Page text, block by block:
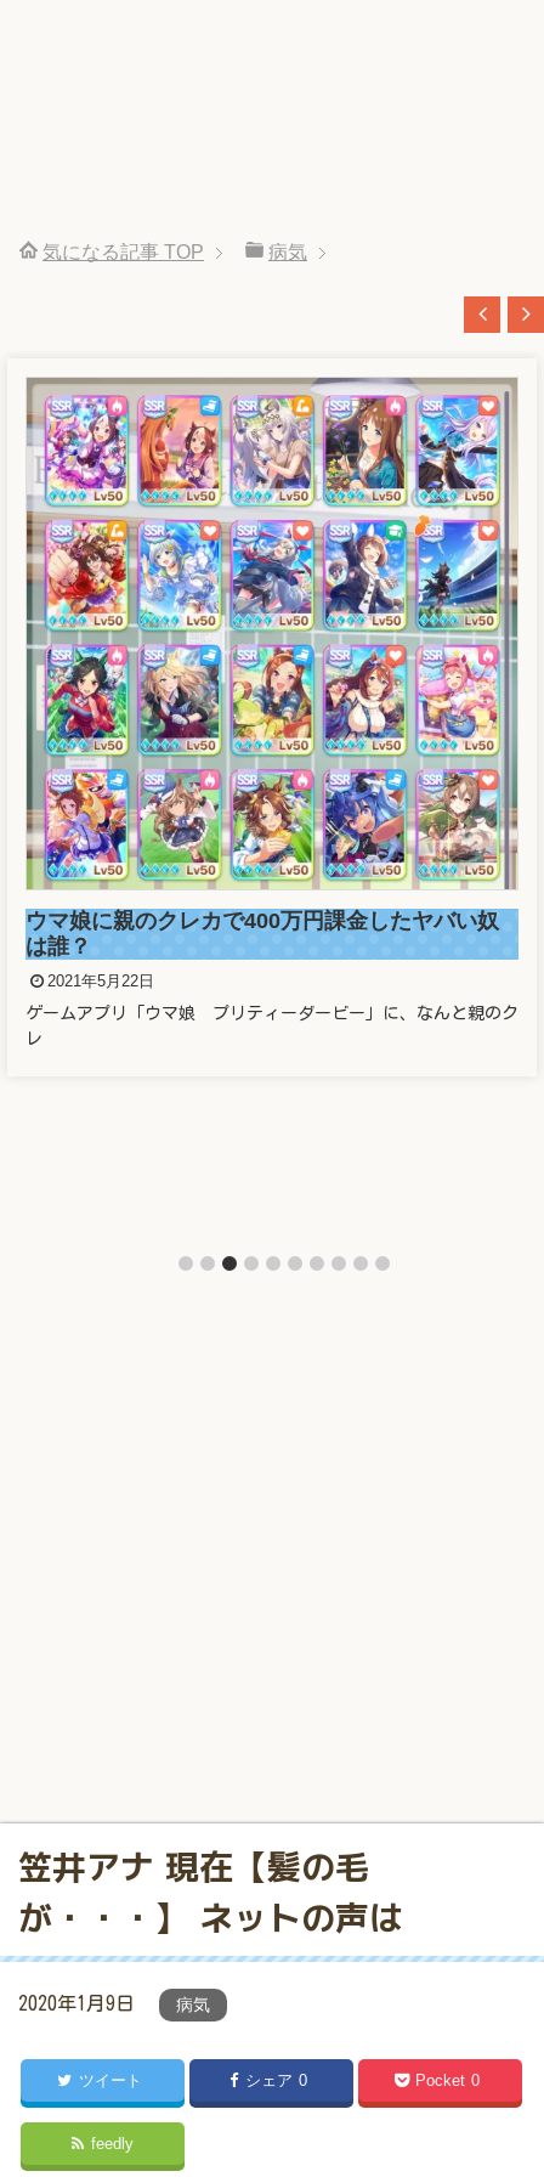
気になる記事 TOP 病気
溜席の妖精（タニマチのお嬢さん）マスクなし画
像と正体がヤバかった！！
2021年5月21日
溜席で大相撲を観戦している女性が話題となっています。 こと
笠井アナ 現在【髪の毛
が・・・】 ネットの声は
2020年1月9日 病気
ツイート シェア 0 Pocket 0
feedly